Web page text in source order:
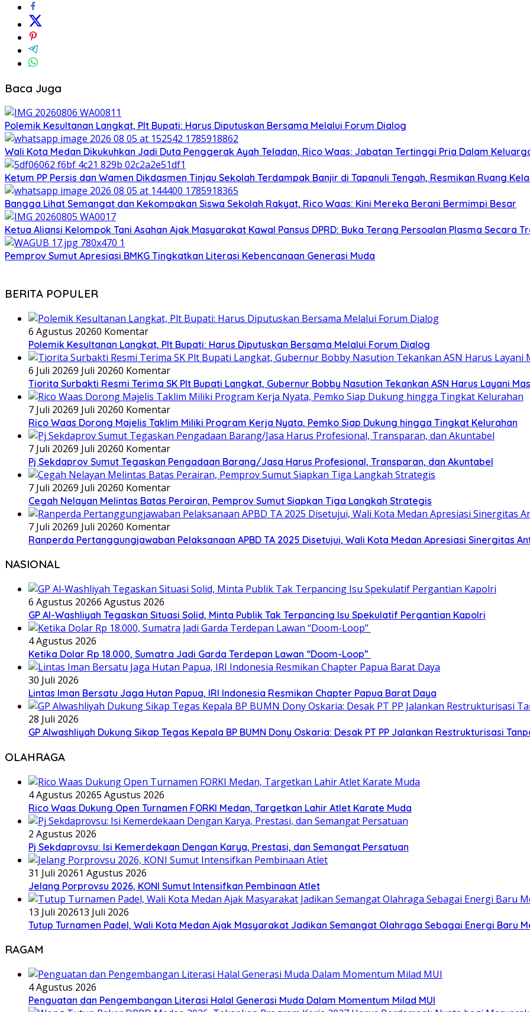
Baca Juga
Polemik Kesultanan Langkat, Plt Bupati: Harus Diputuskan Bersama Melalui Forum Dialog
Wali Kota Medan Dikukuhkan Jadi Duta Penggerak Ayah Teladan, Rico Waas: Jabatan Tertinggi Pria Dalam
Ketum PP Persis dan Wamen Dikdasmen Tinjau Sekolah Terdampak Banjir di Tapanuli Tengah, Resmikan Ruang
Bangga Lihat Semangat dan Kekompakan Siswa Sekolah Rakyat, Rico Waas: Kini Mereka Berani Bermimpi Besar
Ketua Aliansi Kelompok Tani Asahan Ajak Masyarakat Kawal Pansus DPRD: Buka Terang Persoalan Plasma Secara
Pemprov Sumut Apresiasi BMKG Tingkatkan Literasi Kebencanaan Generasi Muda
BERITA POPULER
6 Agustus 20260 Komentar
Polemik Kesultanan Langkat, Plt Bupati: Harus Diputuskan Bersama Melalui Forum Dialog
6 Juli 20269 Juli 20260 Komentar
Tiorita Surbakti Resmi Terima SK Plt Bupati Langkat, Gubernur Bobby Nasution Tekankan ASN Harus Layani
7 Juli 20269 Juli 20260 Komentar
Rico Waas Dorong Majelis Taklim Miliki Program Kerja Nyata, Pemko Siap Dukung hingga Tingkat Kelurahan
7 Juli 20269 Juli 20260 Komentar
Pj Sekdaprov Sumut Tegaskan Pengadaan Barang/Jasa Harus Profesional, Transparan, dan Akuntabel
7 Juli 20269 Juli 20260 Komentar
Cegah Nelayan Melintas Batas Perairan, Pemprov Sumut Siapkan Tiga Langkah Strategis
7 Juli 20269 Juli 20260 Komentar
Ranperda Pertanggungjawaban Pelaksanaan APBD TA 2025 Disetujui, Wali Kota Medan Apresiasi Sinergitas
NASIONAL
6 Agustus 20266 Agustus 2026
GP Al-Washliyah Tegaskan Situasi Solid, Minta Publik Tak Terpancing Isu Spekulatif Pergantian Kapolri
4 Agustus 2026
Ketika Dolar Rp 18.000, Sumatra Jadi Garda Terdepan Lawan “Doom-Loop”
30 Juli 2026
Lintas Iman Bersatu Jaga Hutan Papua, IRI Indonesia Resmikan Chapter Papua Barat Daya
28 Juli 2026
GP Alwashliyah Dukung Sikap Tegas Kepala BP BUMN Dony Oskaria: Desak PT PP Jalankan Restrukturisasi
OLAHRAGA
4 Agustus 20265 Agustus 2026
Rico Waas Dukung Open Turnamen FORKI Medan, Targetkan Lahir Atlet Karate Muda
2 Agustus 2026
Pj Sekdaprovsu: Isi Kemerdekaan Dengan Karya, Prestasi, dan Semangat Persatuan
31 Juli 20261 Agustus 2026
Jelang Porprovsu 2026, KONI Sumut Intensifkan Pembinaan Atlet
13 Juli 202613 Juli 2026
Tutup Turnamen Padel, Wali Kota Medan Ajak Masyarakat Jadikan Semangat Olahraga Sebagai Energi Baru
RAGAM
4 Agustus 2026
Penguatan dan Pengembangan Literasi Halal Generasi Muda Dalam Momentum Milad MUI